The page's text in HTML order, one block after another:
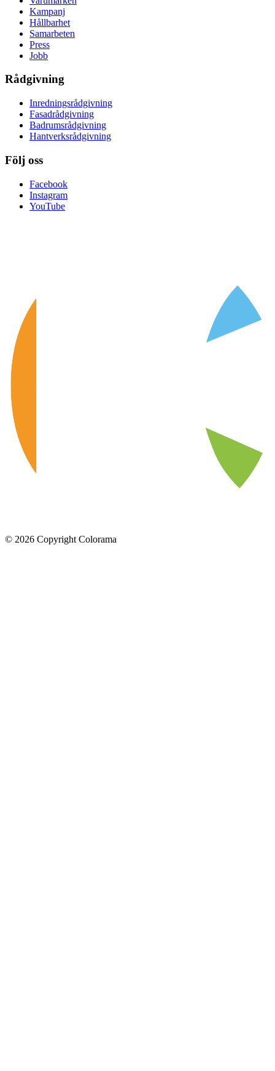
Kampanj
Hållbarhet
Samarbeten
Press
Jobb
Rådgivning
Inredningsrådgivning
Fasadrådgivning
Badrumsrådgivning
Hantverksrådgivning
Följ oss
Facebook
Instagram
YouTube
© 2026 Copyright Colorama